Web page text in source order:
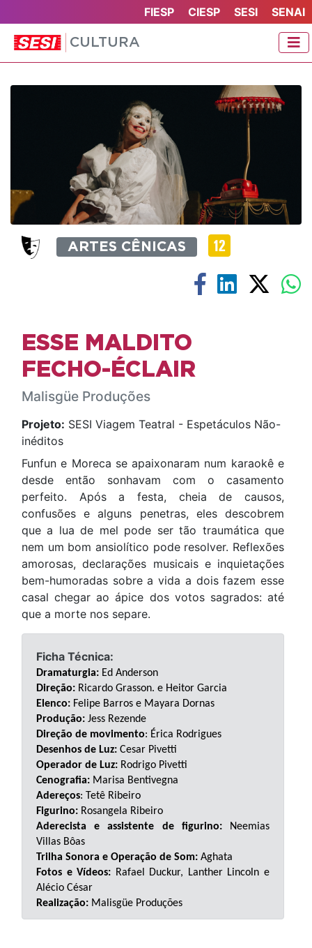
FIESP CIESP SESI SENAI
CULTURA
ARTES CÊNICAS
ESSE MALDITO
FECHO-ÉCLAIR
Malisgüe Produções
Projeto: SESI Viagem Teatral - Espetáculos Não-
inéditos
Funfun e Moreca se apaixonaram num karaokê e
desde então sonhavam com o casamento
perfeito. Após a festa, cheia de causos,
confusões e alguns penetras, eles descobrem
que a lua de mel pode ser tão traumática que
nem um bom ansiolítico pode resolver. Reflexões
amorosas, declarações musicais e inquietações
bem-humoradas sobre a vida a dois fazem esse
casal chegar ao ápice dos votos sagrados: até
que a morte nos separe.
Ficha Técnica:
Dramaturgia: Ed Anderson
Direção: Ricardo Grasson. e Heitor Garcia
Elenco: Felipe Barros e Mayara Dornas
Produção: Jess Rezende
Direção de movimento: Érica Rodrigues
Desenhos de Luz: Cesar Pivetti
Operador de Luz: Rodrigo Pivetti
Cenografia: Marisa Bentivegna
Adereços: Tetê Ribeiro
Figurino: Rosangela Ribeiro
Aderecista e assistente de figurino:
Neemias
Villas Bôas
Trilha Sonora e Operação de Som: Aghata
Fotos e Vídeos: Rafael Duckur, Lanther Lincoln e
Alécio César
Realização: Malisgüe Produções